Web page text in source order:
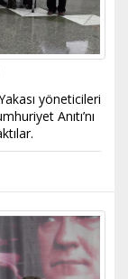
yöneticileri
Anıtı’nı